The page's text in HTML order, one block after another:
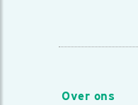
Over ons